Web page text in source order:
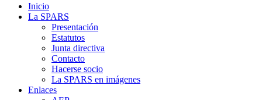
Inicio
La SPARS
Presentación
Estatutos
Junta directiva
Contacto
Hacerse socio
La SPARS en imágenes
Enlaces